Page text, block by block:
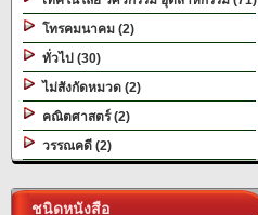
โทรคมนาคม (2)
ทั่วไป (30)
ไม่สังกัดหมวด (2)
คณิตศาสตร์ (2)
วรรณคดี (2)
ชนิดหนังสือ